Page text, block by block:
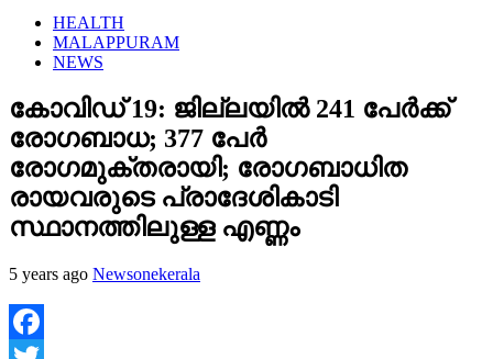
HEALTH
MALAPPURAM
NEWS
കോവിഡ് 19: ജില്ലയില്‍ 241 പേര്‍ക്ക്
രോഗബാധ; 377 പേര്‍
രോഗമുക്തരായി; രോഗബാധിത
രായവരുടെ പ്രാദേശികാടി
സ്ഥാനത്തിലുള്ള എണ്ണം
5 years ago Newsonekerala